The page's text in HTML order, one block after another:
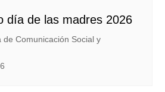
día de las madres 2026
de Comunicación Social y